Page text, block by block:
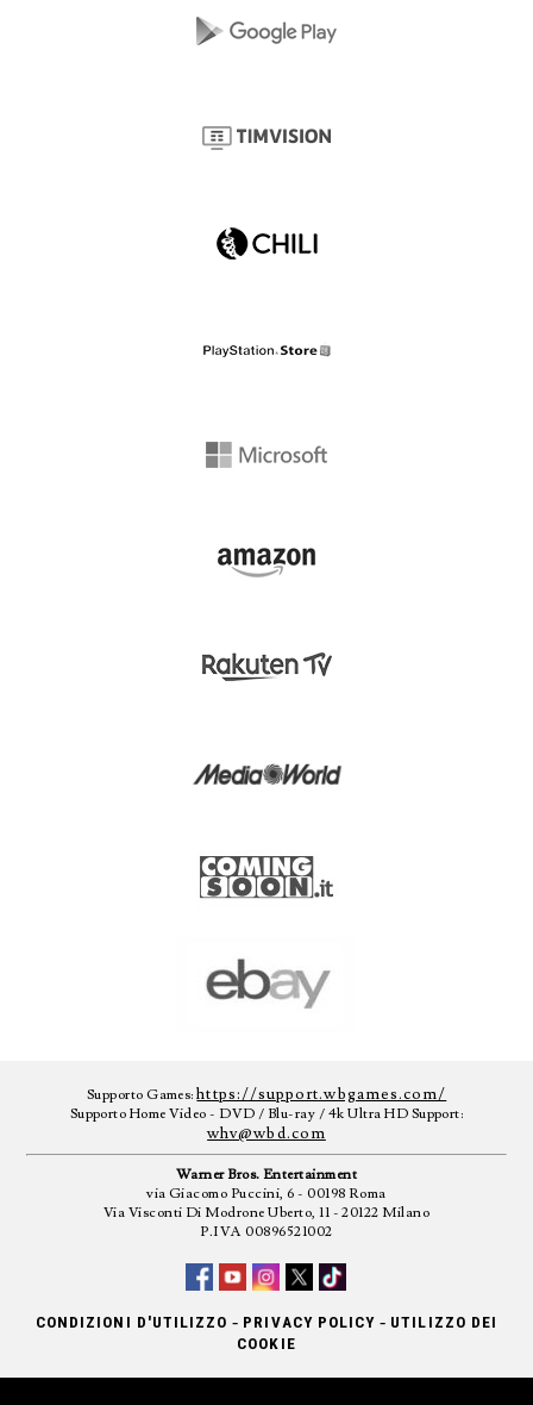
Supporto Games:https://support.wbgames.com/
Supporto Home Video - DVD / Blu-ray / 4k Ultra HD Support:
whv@wbd.com
Warner Bros. Entertainment
via Giacomo Puccini, 6 - 00198 Roma
Via Visconti Di Modrone Uberto, 11 - 20122 Milano
P.IVA 00896521002
CONDIZIONI D'UTILIZZO - PRIVACY POLICY - UTILIZZO DEI
COOKIE